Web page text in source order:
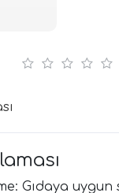
Gıdaya uygun